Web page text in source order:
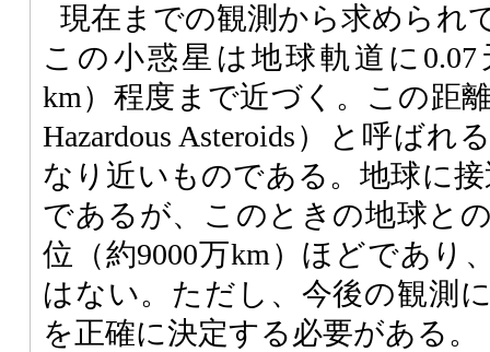
現在までの観測から求められ
この小惑星は地球軌道に0.07
km）程度まで近づく。この距
Hazardous Asteroids）と呼ば
なり近いものである。地球に
であるが、このときの地球と
位（約9000万km）ほどであり
はない。ただし、今後の観測
を正確に決定する必要がある。